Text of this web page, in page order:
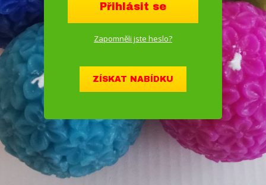
Přihlásit se
Zapomněli jste heslo?
ZÍSKAT NABÍDKU